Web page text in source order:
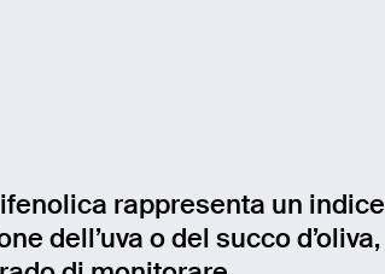
rappresenta un indice
dell’uva o del succo d’oliva,